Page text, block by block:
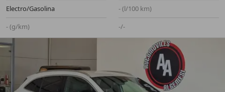
Electro/Gasolina
- (l/100 km)
- (g/km)
-/-